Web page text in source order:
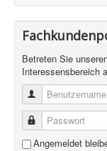
Betreten Sie
Interessensbereich
Benutzername
Passwort
Angemeldet